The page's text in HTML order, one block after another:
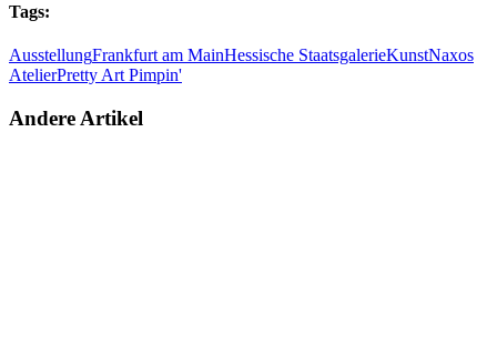
Tags:
AusstellungFrankfurt am MainHessische StaatsgalerieKunstNaxos
AtelierPretty Art Pimpin'
Andere Artikel